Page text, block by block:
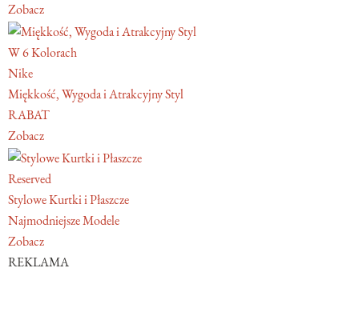
Zobacz
W 6 Kolorach
Nike
Miękkość, Wygoda i Atrakcyjny Styl
RABAT
Zobacz
Reserved
Stylowe Kurtki i Płaszcze
Najmodniejsze Modele
Zobacz
REKLAMA